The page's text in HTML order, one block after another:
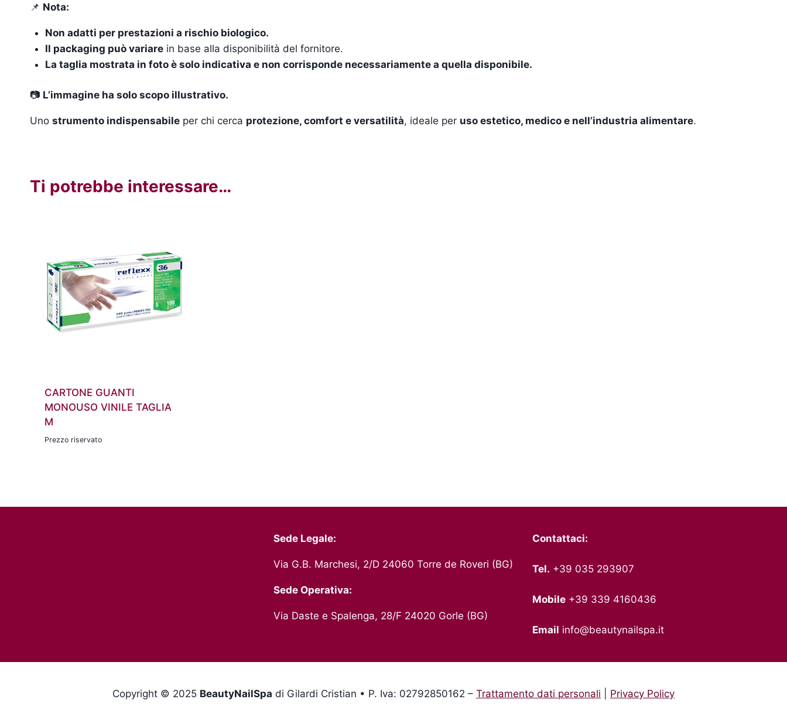
📌 Nota:
Non adatti per prestazioni a rischio biologico.
Il packaging può variarein base alla disponibilità del fornitore.
La taglia mostrata in foto è solo indicativa e non corrisponde necessariamente a quella disponibile.
📷 L’immagine ha solo scopo illustrativo.
Uno strumento indispensabile per chi cerca protezione, comfort e versatilità, ideale per uso estetico, medico e nell’industria alimentare.
Ti potrebbe interessare…
CARTONE GUANTI
MONOUSO VINILE TAGLIA
M
Prezzo riservato
Sede Legale:
Via G.B. Marchesi, 2/D 24060 Torre de Roveri (BG)
Sede Operativa:
Via Daste e Spalenga, 28/F 24020 Gorle (BG)
Contattaci:
Tel. +39 035 293907
Mobile +39 339 4160436
Email info@beautynailspa.it
Copyright © 2025 BeautyNailSpa di Gilardi Cristian • P. Iva: 02792850162 – Trattamento dati personali Privacy Policy